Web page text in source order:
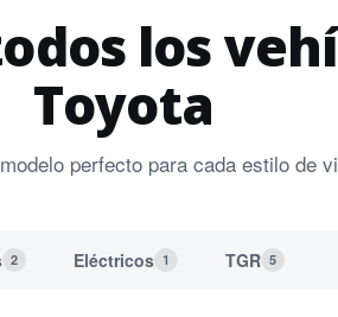
los
Toyota
perfecto para cada estilo de
2 Eléctricos 1 TGR 5